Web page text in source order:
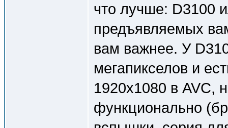
что лучше: D3100
предъявляемых
вам важнее. У
мегапикселов и
1920x1080 в AVC,
функционально